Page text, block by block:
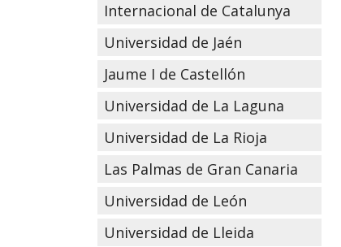
Internacional de Catalunya
Universidad de Jaén
Jaume I de Castellón
Universidad de La Laguna
Universidad de La Rioja
Las Palmas de Gran Canaria
Universidad de León
Universidad de Lleida